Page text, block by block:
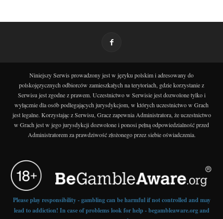
Niniejszy Serwis prowadzony jest w języku polskim i adresowany do
polskojęzycznych odbiorców zamieszkałych na terytoriach, gdzie korzystanie z
Serwisu jest zgodne z prawem. Uczestnictwo w Serwisie jest dozwolone tylko i
wyłącznie dla osób podlegających jurysdykcjom, w których uczestnictwo w Grach
jest legalne. Korzystając z Serwisu, Gracz zapewnia Administratora, że uczestnictwo
w Grach jest w jego jurysdykcji dozwolone i ponosi pełną odpowiedzialność przed
Administratorem za prawdziwość złożonego przez siebie oświadczenia.
Please play responsibility - gambling can be harmful if not controlled and may
lead to addiction! In case of problems look for help - begambleaware.org and